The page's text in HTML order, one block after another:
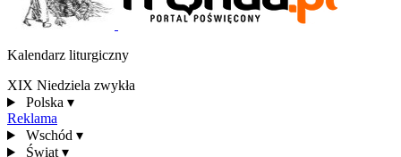
Kalendarz liturgiczny
XIX Niedziela zwykła
Polska ▾
Reklama
Wschód ▾
Świat ▾